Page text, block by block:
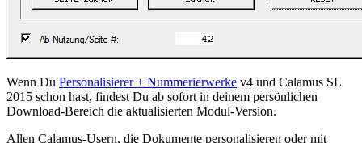
Wenn Du Personalisierer + Nummerierwerke v4 und Calamus SL
2015 schon hast, findest Du ab sofort in deinem persönlichen
Download-Bereich die aktualisierten Modul-Version.
Allen Calamus-Usern, die Dokumente personalisieren oder mit